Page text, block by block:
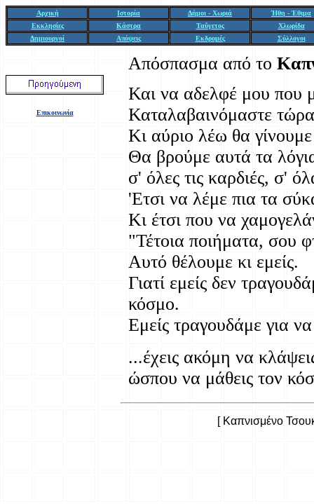
Αρχική Ιστορία Δήμοι - Χωριά
Ήθη - Έθιμα
Εκκλησίες
Κάστρα Ταΰγετος
Χλωρίδα
Δημιουργοί
Απόψεις Εκδρομές Σύλλογοι
Επικοινωνία
Απόσπασμα από το
Και να αδελφέ μου που
Καταλαβαινόμαστε
Κι αύριο λέω θα
Θα βρούμε αυτά τα
σ' όλες τις καρδιές, σ'
'Ετσι να λέμε πια τα
Κι έτσι που να
"Τέτοια ποιήματα, σου
Αυτό θέλουμε κι εμείς.
Γιατί εμείς δεν
κόσμο.
Εμείς τραγουδάμε για
...έχεις ακόμη να
ώσπου να μάθεις τον
[ Καπνισμένο